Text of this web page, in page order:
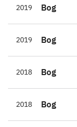
2019 Bog
2019 Bog
2018 Bog
2018 Bog